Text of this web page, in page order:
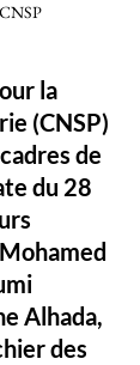
la
(CNSP)
de
du 28
Alhada,
des